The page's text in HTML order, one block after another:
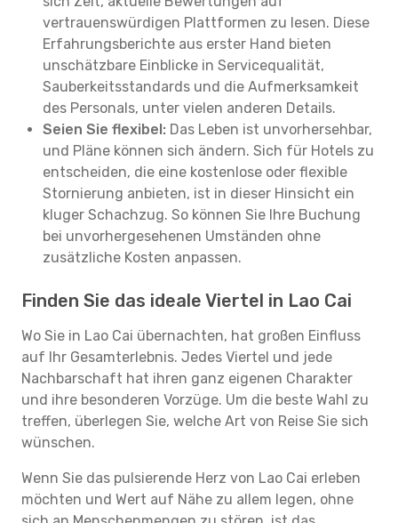
vertrauenswürdigen Plattformen zu lesen. Diese
Erfahrungsberichte aus erster Hand bieten
unschätzbare Einblicke in Servicequalität,
Sauberkeitsstandards und die Aufmerksamkeit
des Personals, unter vielen anderen Details.
Seien Sie flexibel: Das Leben ist unvorhersehbar,
und Pläne können sich ändern. Sich für Hotels zu
entscheiden, die eine kostenlose oder flexible
Stornierung anbieten, ist in dieser Hinsicht ein
kluger Schachzug. So können Sie Ihre Buchung
bei unvorhergesehenen Umständen ohne
zusätzliche Kosten anpassen.
Finden Sie das ideale Viertel in Lao Cai
Wo Sie in Lao Cai übernachten, hat großen Einfluss
auf Ihr Gesamterlebnis. Jedes Viertel und jede
Nachbarschaft hat ihren ganz eigenen Charakter
und ihre besonderen Vorzüge. Um die beste Wahl zu
treffen, überlegen Sie, welche Art von Reise Sie sich
wünschen.
Wenn Sie das pulsierende Herz von Lao Cai erleben
möchten und Wert auf Nähe zu allem legen, ohne